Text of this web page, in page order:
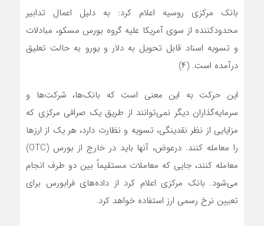
بانک مرکزی روسیه اعلام کرد: به دلیل اعمال تدابیر
محدودکننده از سوی آمریکا علیه گروه بورس مسکو، مبادلات
و تسویه اسناد قابل تحویل به دلار و یورو به حالت تعلیق
درآمده است. (۴)
این حرکت به این معنی است که بانک‌ها، شرکت‌ها و
سرمایه‌گذاران دیگر نمی‌توانند از طریق یک صرافی مرکزی که
مزایایی از نظر نقدینگی، تسویه و نظارت دارد، هر یک از ارزها
را معامله کنند. درعوض، آنها باید در خارج از بورس (OTC)
معامله کنند، جایی که معاملات مستقیماً بین دو طرف انجام‌
می‌شود. بانک مرکزی اعلام کرد از داده‌های فرابورس برای
تعیین نرخ رسمی ارز استفاده خواهد کرد.